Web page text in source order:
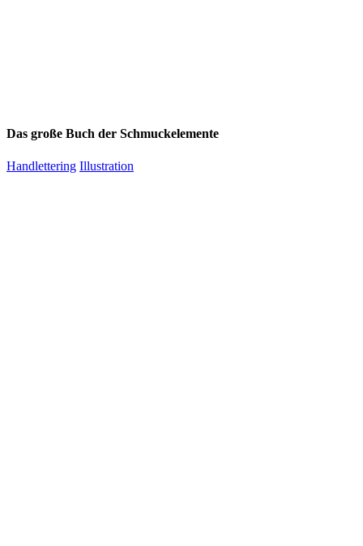
Das große Buch der Schmuckelemente
Handlettering Illustration